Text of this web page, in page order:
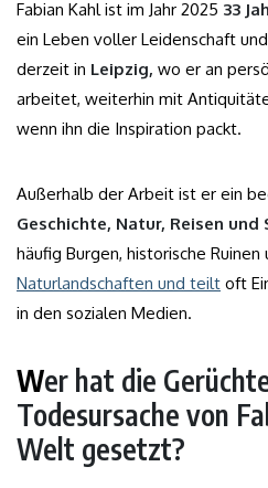
Fabian Kahl ist im Jahr 2025 33
ein Leben voller Leidenschaft
derzeit in Leipzig, wo er an
arbeitet, weiterhin mit
wenn ihn die Inspiration packt.
Außerhalb der Arbeit ist er ein
Geschichte, Natur, Reisen
häufig Burgen, historische Ruinen
Naturlandschaften und teilt oft
in den sozialen Medien.
Wer hat die
Todesursache von
Welt gesetzt?